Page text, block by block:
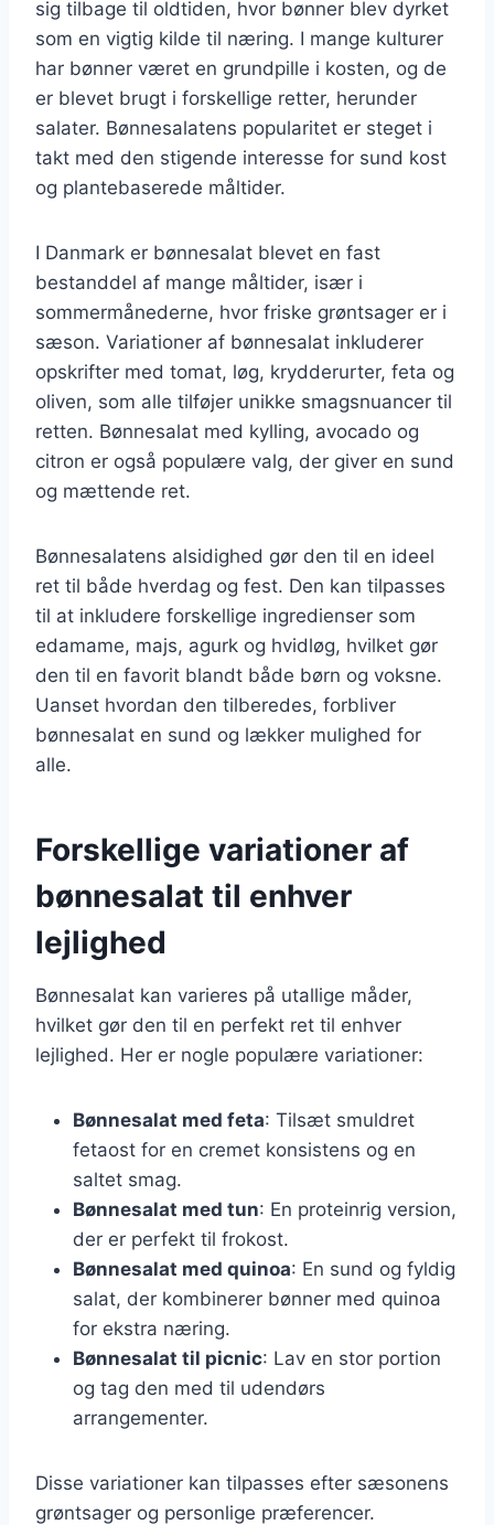
sig tilbage til oldtiden, hvor bønner blev dyrket
som en vigtig kilde til næring. I mange kulturer
har bønner været en grundpille i kosten, og de
er blevet brugt i forskellige retter, herunder
salater. Bønnesalatens popularitet er steget i
takt med den stigende interesse for sund kost
og plantebaserede måltider.
I Danmark er bønnesalat blevet en fast
bestanddel af mange måltider, især i
sommermånederne, hvor friske grøntsager er i
sæson. Variationer af bønnesalat inkluderer
opskrifter med tomat, løg, krydderurter, feta og
oliven, som alle tilføjer unikke smagsnuancer til
retten. Bønnesalat med kylling, avocado og
citron er også populære valg, der giver en sund
og mættende ret.
Bønnesalatens alsidighed gør den til en ideel
ret til både hverdag og fest. Den kan tilpasses
til at inkludere forskellige ingredienser som
edamame, majs, agurk og hvidløg, hvilket gør
den til en favorit blandt både børn og voksne.
Uanset hvordan den tilberedes, forbliver
bønnesalat en sund og lækker mulighed for
alle.
Forskellige variationer af
bønnesalat til enhver
lejlighed
Bønnesalat kan varieres på utallige måder,
hvilket gør den til en perfekt ret til enhver
lejlighed. Her er nogle populære variationer:
Bønnesalat med feta: Tilsæt smuldret
fetaost for en cremet konsistens og en
saltet smag.
Bønnesalat med tun: En proteinrig version,
der er perfekt til frokost.
Bønnesalat med quinoa: En sund og fyldig
salat, der kombinerer bønner med quinoa
for ekstra næring.
Bønnesalat til picnic: Lav en stor portion
og tag den med til udendørs
arrangementer.
Disse variationer kan tilpasses efter sæsonens
grøntsager og personlige præferencer.